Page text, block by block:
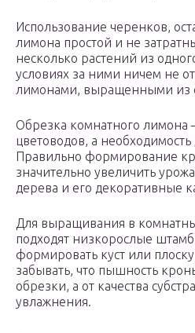
Использование черенков,
лимона простой и не
несколько растений из
условиях за ними ничем не
лимонами, выращенными из
Обрезка комнатного лимона
цветоводов, а необходимость
Правильно формирование
значительно увеличить
дерева и его декоративные
Для выращивания в
подходят низкорослые
формировать куст или
забывать, что пышность
обрезки, а от качества
увлажнения.